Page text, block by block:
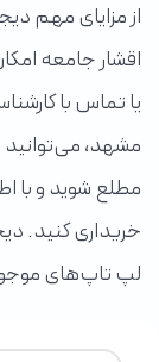
از مزایای مهم
اقشار جامعه
یا تماس با
مشهد،
مطلع شوید و با
خریداری کنید.
لپ تاپ‌های موجود